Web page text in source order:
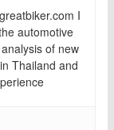
I
automotive
of new
Thailand and